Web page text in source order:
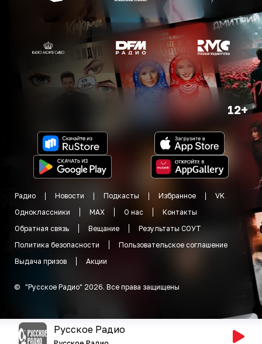
12+
Радио Новости Подкасты Избранное
VK
Одноклассники
MAX О нас
Контакты
Обратная связь
Вещание
Результаты СОУТ
Политика безопасности
Пользовательское соглашение
Выдача призов
Акции
© "Русское Радио" 2026. Все права защищены
Русское Радио